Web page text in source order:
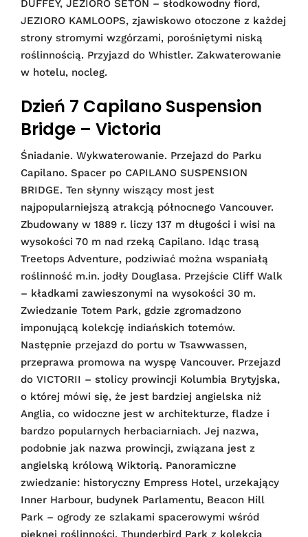
DUFFEY, JEZIORO SETON – słodkowodny fiord,
JEZIORO KAMLOOPS, zjawiskowo otoczone z każdej
strony stromymi wzgórzami, porośniętymi niską
roślinnością. Przyjazd do Whistler. Zakwaterowanie
w hotelu, nocleg.
Dzień 7 Capilano Suspension
Bridge – Victoria
Śniadanie. Wykwaterowanie. Przejazd do Parku
Capilano. Spacer po CAPILANO SUSPENSION
BRIDGE. Ten słynny wiszący most jest
najpopularniejszą atrakcją północnego Vancouver.
Zbudowany w 1889 r. liczy 137 m długości i wisi na
wysokości 70 m nad rzeką Capilano. Idąc trasą
Treetops Adventure, podziwiać można wspaniałą
roślinność m.in. jodły Douglasa. Przejście Cliff Walk
– kładkami zawieszonymi na wysokości 30 m.
Zwiedzanie Totem Park, gdzie zgromadzono
imponującą kolekcję indiańskich totemów.
Następnie przejazd do portu w Tsawwassen,
przeprawa promowa na wyspę Vancouver. Przejazd
do VICTORII – stolicy prowincji Kolumbia Brytyjska,
o której mówi się, że jest bardziej angielska niż
Anglia, co widoczne jest w architekturze, fladze i
bardzo popularnych herbaciarniach. Jej nazwa,
podobnie jak nazwa prowincji, związana jest z
angielską królową Wiktorią. Panoramiczne
zwiedzanie: historyczny Empress Hotel, urzekający
Inner Harbour, budynek Parlamentu, Beacon Hill
Park – ogrody ze szlakami spacerowymi wśród